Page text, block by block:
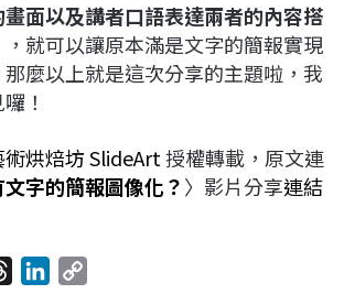
面以及講者口語表達兩者的內容搭
，就可以讓原本滿是文字的簡報實現
麼以上就是這次分享的主題啦，我
！
烘焙坊 SlideArt授權轉載，原文連
字的簡報圖像化？〉影片分享連結